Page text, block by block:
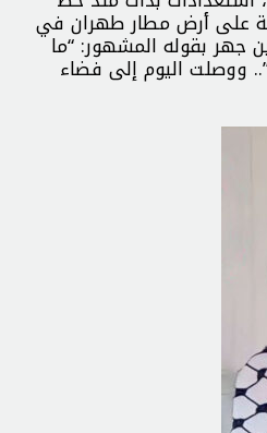
على أرض مطار طهران في
جهر بقوله المشهور: “ما
ووصلت اليوم إلى فضاء